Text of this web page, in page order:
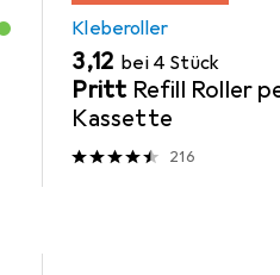
Kleberoller
EUR
3,12 bei 4 Stück
Pritt Refill Roller
Kassette
216